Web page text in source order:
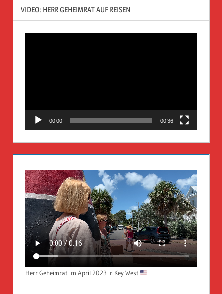
VIDEO: HERR GEHEIMRAT AUF REISEN
00:00 00:36
Herr Geheimrat im April 2023 in Key West